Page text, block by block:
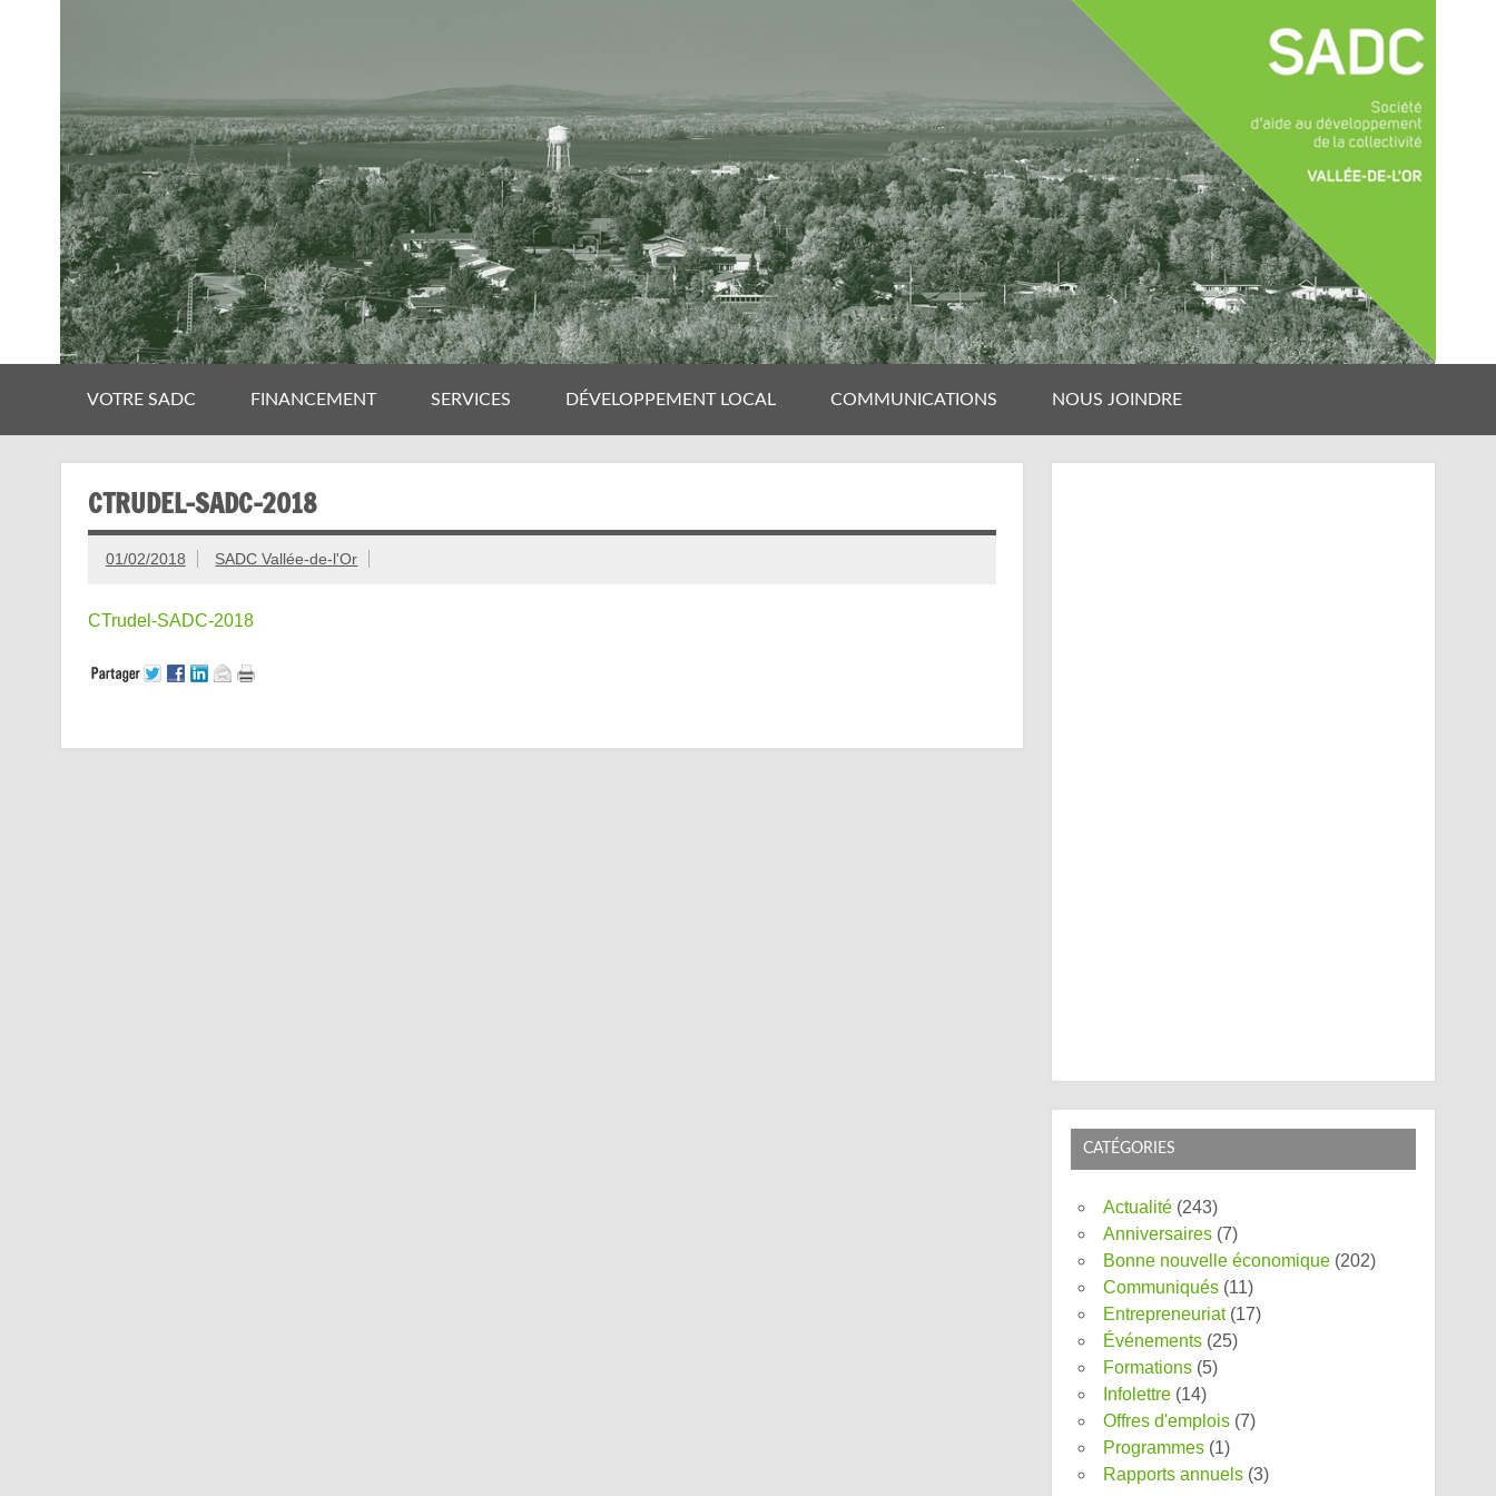
VOTRE SADC FINANCEMENT SERVICES DÉVELOPPEMENT LOCAL COMMUNICATIONS NOUS JOINDRE
CTRUDEL-SADC-2018
01/02/2018 SADC Vallée-de-l'Or
CTrudel-SADC-2018
CATÉGORIES
Actualité (243)
Anniversaires (7)
Bonne nouvelle économique (202)
Communiqués (11)
Entrepreneuriat(17)
Événements (25)
Formations (5)
Infolettre (14)
Offres d'emplois (7)
Programmes (1)
Rapports annuels (3)